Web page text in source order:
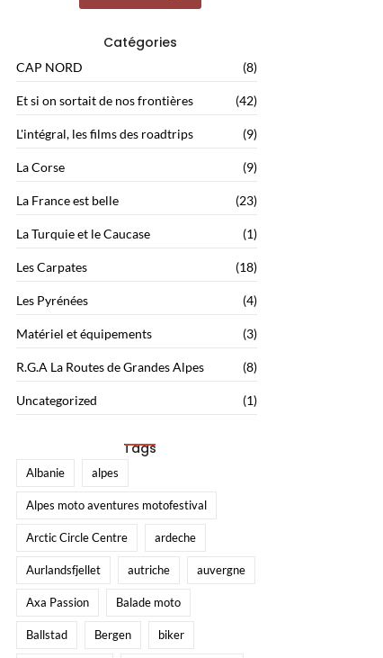
Catégories
CAP NORD (8)
Et si on sortait de nos frontières (42)
L'intégral, les films des roadtrips (9)
La Corse (9)
La France est belle (23)
La Turquie et le Caucase (1)
Les Carpates (18)
Les Pyrénées (4)
Matériel et équipements (3)
R.G.A La Routes de Grandes Alpes (8)
Uncategorized (1)
Tags
Albanie alpes
Alpes moto aventures motofestival
Arctic Circle Centre ardeche
Aurlandsfjellet autriche auvergne
Axa Passion Balade moto
Ballstad Bergen biker